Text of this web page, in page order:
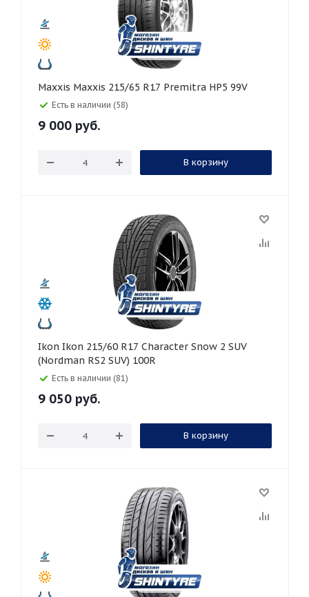
Maxxis Maxxis 215/65 R17 Premitra HP5 99V
Есть в наличии (58)
9 000 руб.
В корзину
Ikon Ikon 215/60 R17 Character Snow 2 SUV
(Nordman RS2 SUV) 100R
Есть в наличии (81)
9 050 руб.
В корзину